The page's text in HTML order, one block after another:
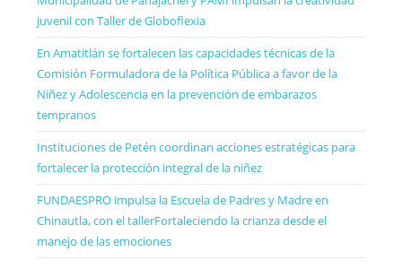
juvenil con Taller de Globoflexia
En Amatitlán se fortalecen las capacidades técnicas de la
Comisión Formuladora de la Política Pública a favor de la
Niñez y Adolescencia en la prevención de embarazos
tempranos
Instituciones de Petén coordinan acciones estratégicas para
fortalecer la protección integral de la niñez
FUNDAESPRO impulsa la Escuela de Padres y Madre en
Chinautla, con el tallerFortaleciendo la crianza desde el
manejo de las emociones